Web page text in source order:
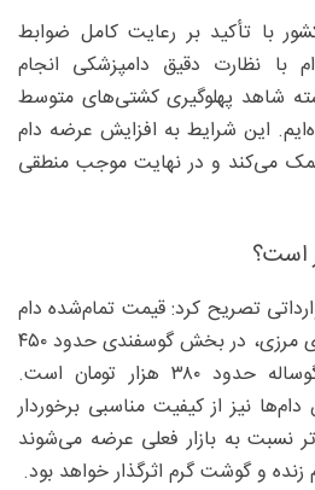
با تأکید بر رعایت کامل ضوابط
با نظارت دقیق دامپزشکی انجام
شاهد پهلوگیری کشتی‌های متوسط
این شرایط به افزایش عرضه دام
می‌کند و در نهایت موجب منطقی
است؟
تصریح کرد: قیمت تمام‌شده دام
زنده وارداتی در کشتارگاه‌های مرزی، در بخش گوسفندی حدود ۴۵۰
هزار تومان و در بخش گوساله حدود ۳۸۰ هزار تومان است.
نیز از کیفیت مناسبی برخوردار
نسبت به بازار فعلی عرضه می‌شوند
و گوشت گرم اثرگذار خواهد بود.